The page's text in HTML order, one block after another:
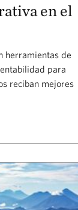
en el
herramientas de
para
reciban mejores